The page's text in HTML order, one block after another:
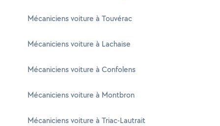
Mécaniciens voiture à Touvérac
Mécaniciens voiture à Lachaise
Mécaniciens voiture à Confolens
Mécaniciens voiture à Montbron
Mécaniciens voiture à Triac-Lautrait